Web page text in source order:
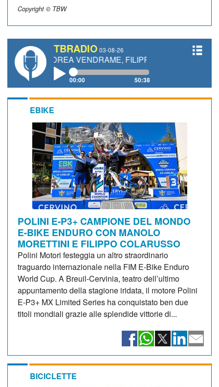
Copyright © TBW
TBRADIO 03-08-26
VENDRAME, FILIPPO FIORELLI
00:00 50:38
EBIKE
POLINI E-P3+ CAMPIONE DEL MONDO
E-BIKE ENDURO CON MANOLO
MORETTINI E FILIPPO COLARUSSO
Polini Motori festeggia un altro straordinario
traguardo internazionale nella FIM E-Bike Enduro
World Cup. A Breuil-Cervinia, teatro dell’ultimo
appuntamento della stagione iridata, il motore Polini
E-P3+ MX Limited Series ha conquistato ben due
titoli mondiali grazie alle splendide vittorie di...
BICICLETTE